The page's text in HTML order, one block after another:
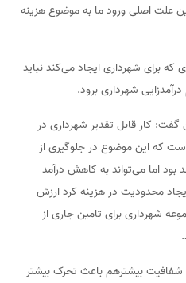
علت اصلی ورود ما به موضوع هزینه
برای شهرداری ایجاد می‌کند نباید
شهرداری برود.
کار قابل تقدیر شهرداری در
که این موضوع در جلوگیری از
اما می‌تواند به کاهش درآمد
محدودیت در هزینه کرد ارزش
شهرداری برای تامین جاری از
شفافیت بیشترهم باعث تحرک بیشتر